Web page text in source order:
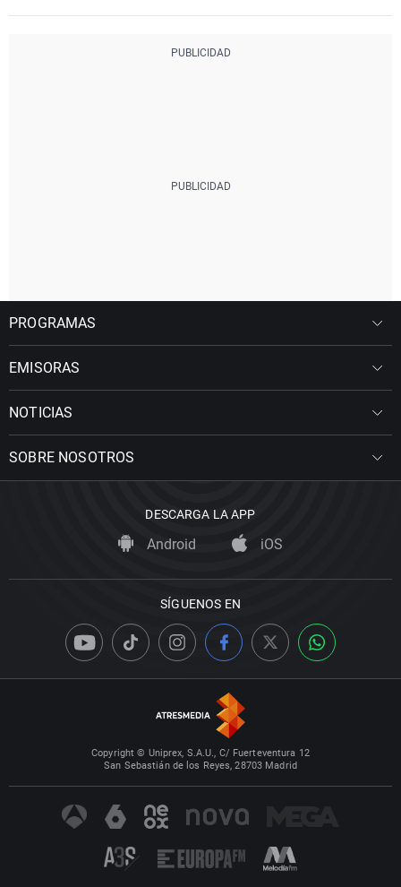
PROGRAMAS
EMISORAS
NOTICIAS
SOBRE NOSOTROS
DESCARGA LA APP
Android iOS
SÍGUENOS EN
Copyright © Uniprex, S.A.U., C/ Fuerteventura 12
San Sebastián de los Reyes, 28703 Madrid